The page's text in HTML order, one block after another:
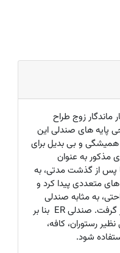
ماندگار زوج طراح
پایه های صندلی این
همیشگی و بی بدیل برای
مذکور به عنوان
پس از گذشت مدتی، به
متعددی پیدا کرد و
به مثابه صندلی
گرفت. صندلیERبنا بر
رستوران‌، کافه،
شود.